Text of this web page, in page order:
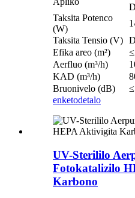
Taksita Potenco
(W)
Taksita Tensio (V)
Efika areo (m²)
Aerfluo (m³/h)
KAD (m³/h)
Bruonivelo (dB)
enketodetalo
UV-Sterililo
Fotokatalizilo
Karbono